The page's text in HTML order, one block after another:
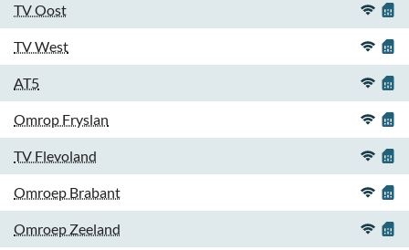
TV Oost
TV West
AT5
Omrop Fryslan
TV Flevoland
Omroep Brabant
Omroep Zeeland